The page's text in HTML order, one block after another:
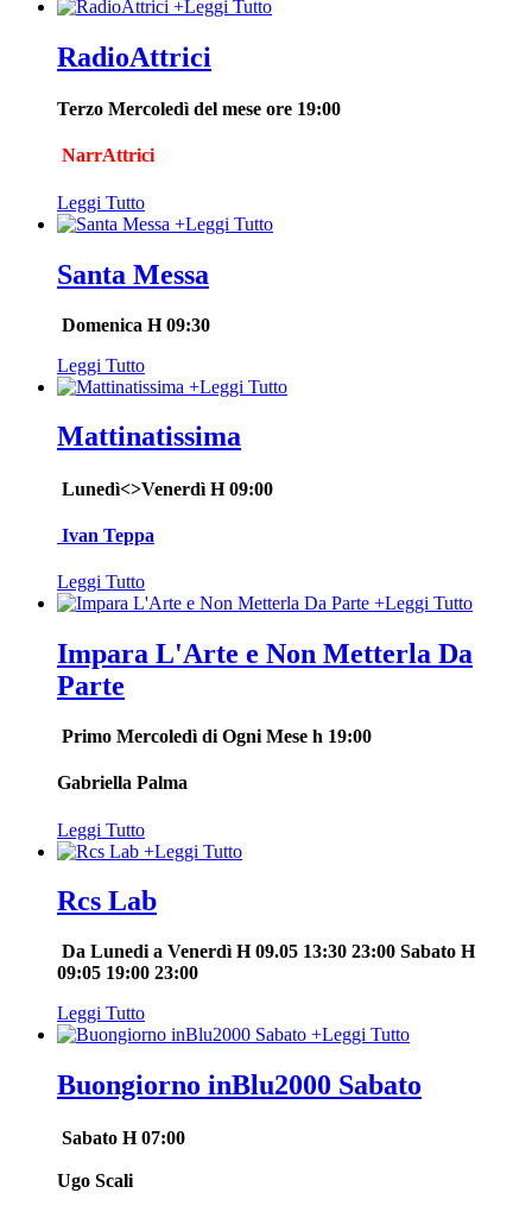
+Leggi Tutto
RadioAttrici
Terzo Mercoledì del mese ore 19:00
NarrAttrici
Leggi Tutto
+Leggi Tutto
Santa Messa
Domenica H 09:30
Leggi Tutto
+Leggi Tutto
Mattinatissima
Lunedì<>Venerdì H 09:00
Ivan Teppa
Leggi Tutto
+Leggi Tutto
Impara L'Arte e Non Metterla Da
Parte
Primo Mercoledì di Ogni Mese h 19:00
Gabriella Palma
Leggi Tutto
+Leggi Tutto
Rcs Lab
Da Lunedi a Venerdì H 09.05 13:30 23:00 Sabato H
09:05 19:00 23:00
Leggi Tutto
+Leggi Tutto
Buongiorno inBlu2000 Sabato
Sabato H 07:00
Ugo Scali